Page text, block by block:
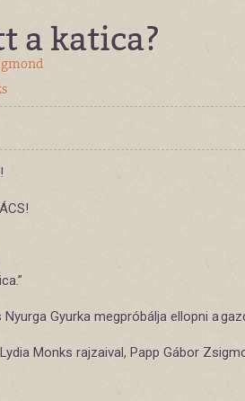
a katica?
Gyurka megpróbálja ellopni a
Monks rajzaival, Papp Gábor